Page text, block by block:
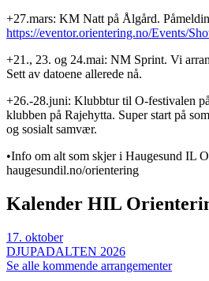
+27.mars: KM Natt på Ålgård.
https://eventor.orientering.no/Events/
+21., 23. og 24.mai: NM Sprint. Vi
Sett av datoene allerede nå.
+26.-28.juni: Klubbtur til O-festivalen
klubben på Rajehytta. Super start på
og sosialt samvær.
•Info om alt som skjer i Haugesund IL
haugesundil.no/orientering
Kalender HIL
17. oktober
DJUPADALTEN 2026
Se alle kommende arrangementer